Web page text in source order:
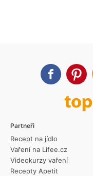
Partneři
Recept na jídlo
Vaření na Lifee.cz
Videokurzy vaření
Recepty Apetit